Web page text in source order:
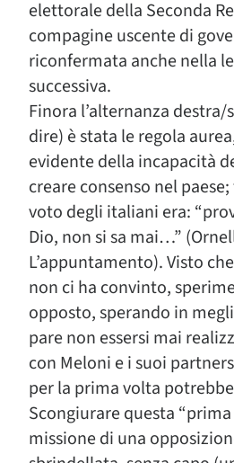
elettorale della Seconda
compagine uscente di
riconfermata anche nella
successiva.
Finora l’alternanza
dire) è stata le regola
evidente della incapacità
creare consenso nel
voto degli italiani era:
Dio, non si sa mai…”
L’appuntamento). Visto
non ci ha convinto,
opposto, sperando in
pare non essersi mai
con Meloni e i suoi
per la prima volta
Scongiurare questa
missione di una